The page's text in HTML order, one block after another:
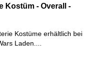
Kostüm - Overall -
Kostüme erhältlich bei
Laden....